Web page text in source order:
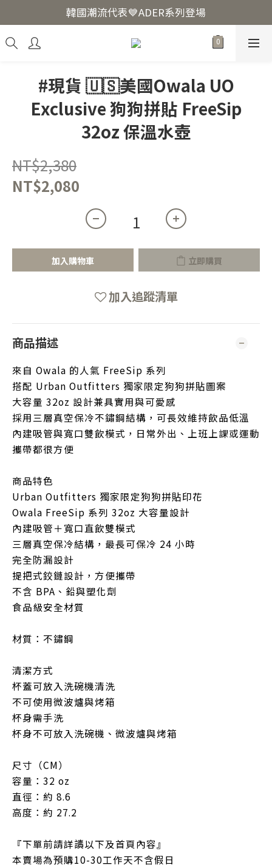
韓國爆紅🔥LUODIN Y2K相機📷
韓國潮流代表💙ADER系列登場
韓國爆紅🔥LUODIN Y2K相機📷
#現貨 🇺🇸美國Owala UO
Exclusive 狗狗拼貼 FreeSip
32oz 保溫水壺
NT$2,380
NT$2,080
加入購物車 立即購買
加入追蹤清單
商品描述
來自 Owala 的人氣 FreeSip 系列
搭配 Urban Outfitters 獨家限定狗狗拼貼圖案
大容量 32oz 設計兼具實用與可愛感
採用三層真空保冷不鏽鋼結構，可長效維持飲品低溫
內建吸管與寬口雙飲模式，日常外出、上班上課或運動
攜帶都很方便
商品特色
Urban Outfitters 獨家限定狗狗拼貼印花
Owala FreeSip 系列 32oz 大容量設計
內建吸管＋寬口直飲雙模式
三層真空保冷結構，最長可保冷 24 小時
完全防漏設計
提把式鉸鏈設計，方便攜帶
不含 BPA、鉛與塑化劑
食品級安全材質
材質：不鏽鋼
清潔方式
杯蓋可放入洗碗機清洗
不可使用微波爐與烤箱
杯身需手洗
杯身不可放入洗碗機、微波爐與烤箱
尺寸（CM）
容量：32 oz
直徑：約 8.6
高度：約 27.2
『下單前請詳讀以下及首頁內容』
本賣場為預購10-30工作天不含假日